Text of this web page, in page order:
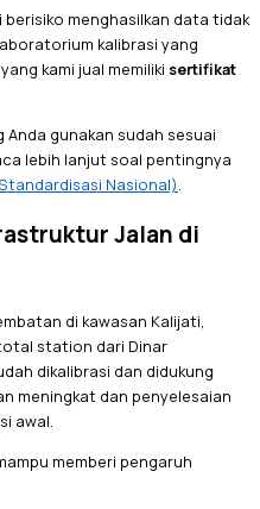
menghasilkan data tidak
kalibrasi yang
kami jual memiliki sertifikat
gunakan sudah sesuai
lebih lanjut soal pentingnya
Nasional).
Jalan di
di kawasan Kalijati,
station dari Dinar
dikalibrasi dan didukung
meningkat dan penyelesaian
awal.
memberi pengaruh